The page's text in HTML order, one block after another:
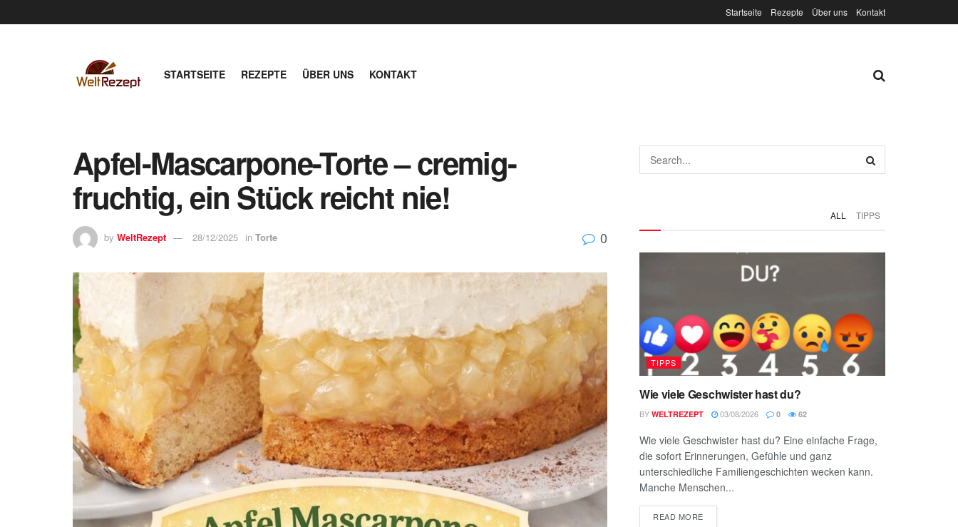
Startseite Rezepte Über uns Kontakt
STARTSEITE REZEPTE ÜBER UNS KONTAKT
Apfel-Mascarpone-Torte – cremig-
fruchtig, ein Stück reicht nie!
by WeltRezept 28/12/2025 in Torte 0
ALL TIPPS
TIPPS
Wie viele Geschwister hast du?
BY WELTREZEPT 03/08/2026 0 62
Wie viele Geschwister hast du? Eine einfache Frage,
die sofort Erinnerungen, Gefühle und ganz
unterschiedliche Familiengeschichten wecken kann.
Manche Menschen...
READ MORE